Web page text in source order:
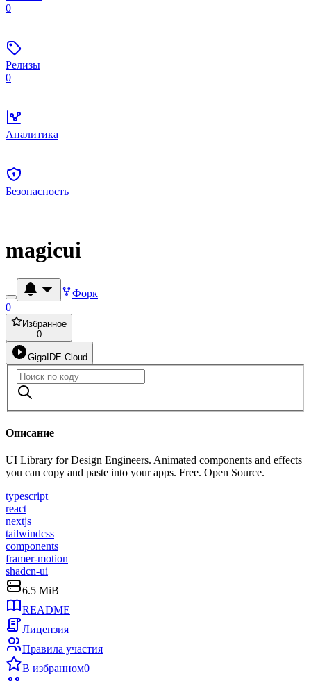
0
Релизы
0
Аналитика
Безопасность
magicui
Форк
0
Избранное
0
GigaIDE Cloud
Описание
UI Library for Design Engineers. Animated components and effects
you can copy and paste into your apps. Free. Open Source.
typescript
react
nextjs
tailwindcss
components
framer-motion
shadcn-ui
6.5 MiB
README
Лицензия
Правила участия
В избранном0